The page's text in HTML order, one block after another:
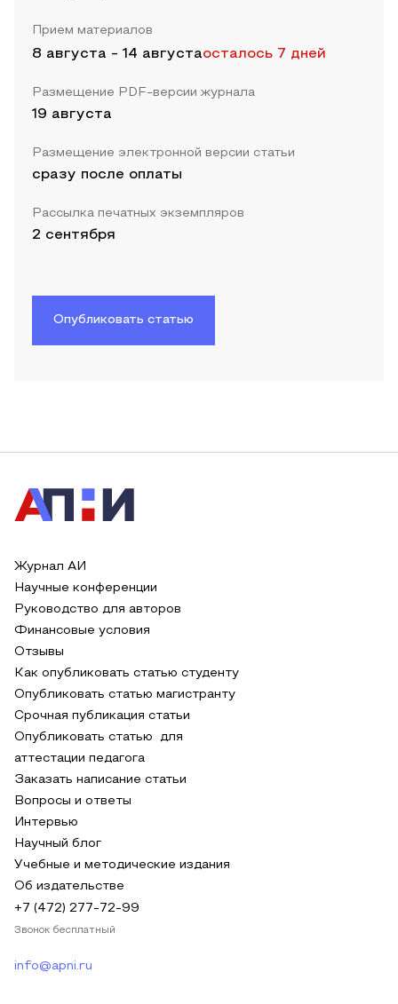
Прием материалов
8 августа - 14 августаосталось 7 дней
Размещение PDF-версии журнала
19 августа
Размещение электронной версии статьи
сразу после оплаты
Рассылка печатных экземпляров
2 сентября
Опубликовать статью
Журнал АИ
Научные конференции
Руководство для авторов
Финансовые условия
Отзывы
Как опубликовать статью студенту
Опубликовать статью магистранту
Срочная публикация статьи
Опубликовать статью для
аттестации педагога
Заказать написание статьи
Вопросы и ответы
Интервью
Научный блог
Учебные и методические издания
Об издательстве
+7 (472) 277-72-99
Звонок бесплатный
info@apni.ru